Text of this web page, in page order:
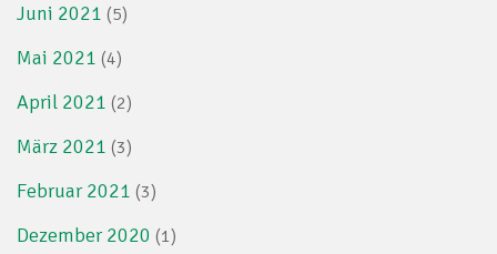
Juni 2021 (5)
Mai 2021 (4)
April 2021 (2)
März 2021 (3)
Februar 2021 (3)
Dezember 2020 (1)